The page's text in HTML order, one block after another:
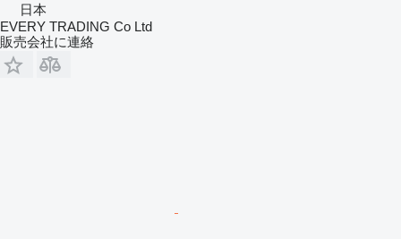
日本
EVERY TRADING Co Ltd
販売会社に連絡